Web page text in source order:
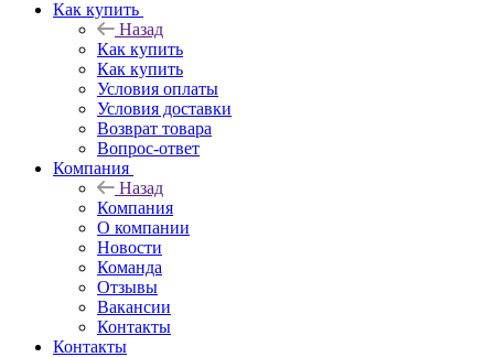
Как купить
Назад
Как купить
Как купить
Условия оплаты
Условия доставки
Возврат товара
Вопрос-ответ
Компания
Назад
Компания
О компании
Новости
Команда
Отзывы
Вакансии
Контакты
Контакты